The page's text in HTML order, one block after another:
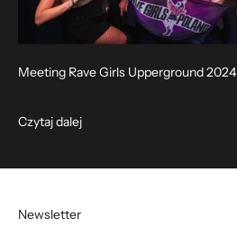
Meeting Rave Girls Upperground 2024
Czytaj dalej
Newsletter